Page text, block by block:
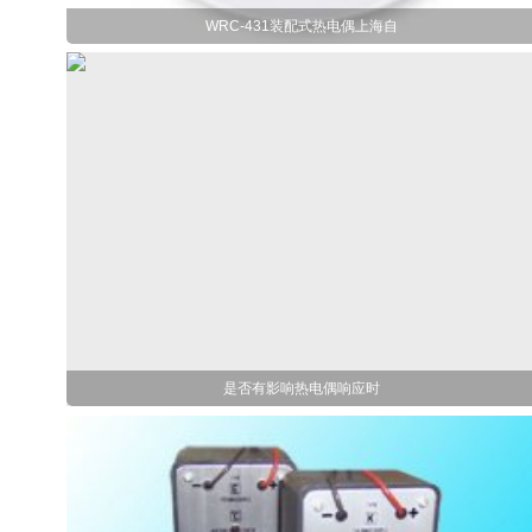
WRC-431装配式热电偶上海自
是否有影响热电偶响应时